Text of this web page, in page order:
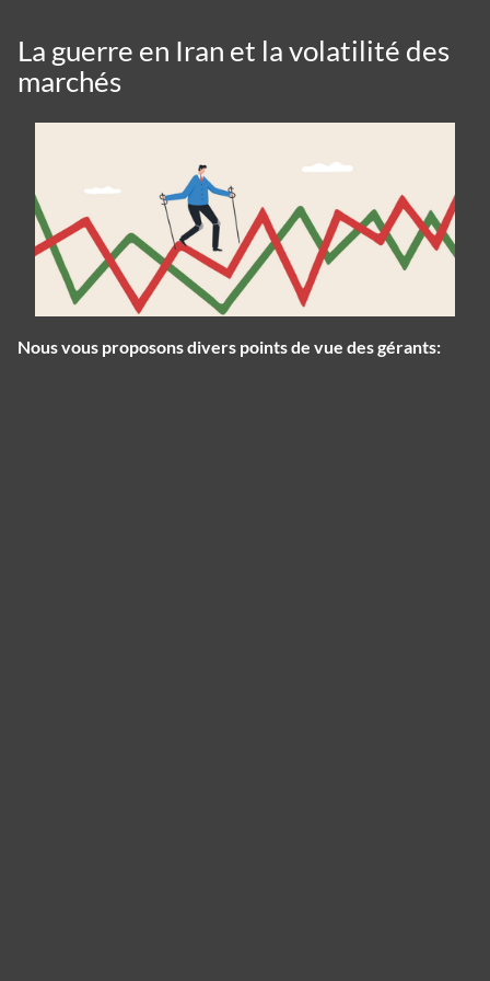
La guerre en Iran et la volatilité des
marchés
Nous vous proposons divers points de vue des gérants: